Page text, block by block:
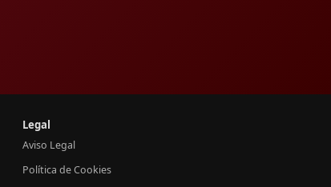
Legal
Aviso Legal
Política de Cookies